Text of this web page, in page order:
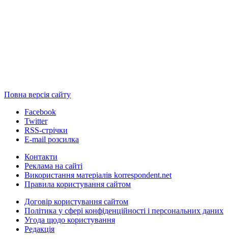
Повна версія сайту
Facebook
Twitter
RSS-стрічки
E-mail розсилка
Контакти
Реклама на сайті
Використання матеріалів korrespondent.net
Правила користування сайтом
Договір користування сайтом
Політика у сфері конфіденційності і персональних даних
Угода щодо користування
Редакція